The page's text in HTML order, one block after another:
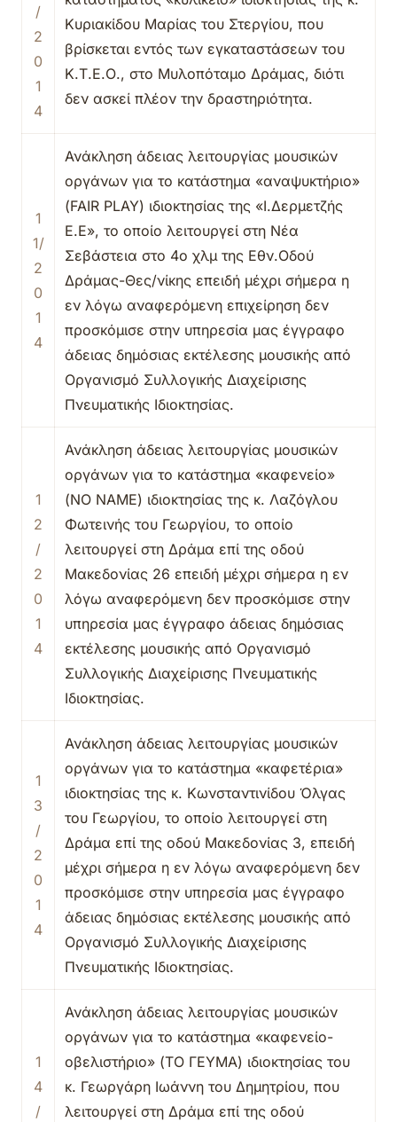
/
2
0
1
4
Κυριακίδου Μαρίας του Στεργίου, που
βρίσκεται εντός των εγκαταστάσεων του
Κ.Τ.Ε.Ο., στο Μυλοπόταμο Δράμας, διότι
δεν ασκεί πλέον την δραστηριότητα.
1
1/
2
0
1
4
Ανάκληση άδειας λειτουργίας μουσικών
οργάνων για το κατάστημα «αναψυκτήριο»
(FAIR PLAY) ιδιοκτησίας της «Ι.Δερμετζής
Ε.Ε», το οποίο λειτουργεί στη Νέα
Σεβάστεια στο 4ο χλμ της Εθν.Οδού
Δράμας-Θες/νίκης επειδή μέχρι σήμερα η
εν λόγω αναφερόμενη επιχείρηση δεν
προσκόμισε στην υπηρεσία μας έγγραφο
άδειας δημόσιας εκτέλεσης μουσικής από
Οργανισμό Συλλογικής Διαχείρισης
Πνευματικής Ιδιοκτησίας.
1
2
/
2
0
1
4
Ανάκληση άδειας λειτουργίας μουσικών
οργάνων για το κατάστημα «καφενείο»
(NO NAME) ιδιοκτησίας της κ. Λαζόγλου
Φωτεινής του Γεωργίου, το οποίο
λειτουργεί στη Δράμα επί της οδού
Μακεδονίας 26 επειδή μέχρι σήμερα η εν
λόγω αναφερόμενη δεν προσκόμισε στην
υπηρεσία μας έγγραφο άδειας δημόσιας
εκτέλεσης μουσικής από Οργανισμό
Συλλογικής Διαχείρισης Πνευματικής
Ιδιοκτησίας.
1
3
/
2
0
1
4
Ανάκληση άδειας λειτουργίας μουσικών
οργάνων για το κατάστημα «καφετέρια»
ιδιοκτησίας της κ. Κωνσταντινίδου Όλγας
του Γεωργίου, το οποίο λειτουργεί στη
Δράμα επί της οδού Μακεδονίας 3, επειδή
μέχρι σήμερα η εν λόγω αναφερόμενη δεν
προσκόμισε στην υπηρεσία μας έγγραφο
άδειας δημόσιας εκτέλεσης μουσικής από
Οργανισμό Συλλογικής Διαχείρισης
Πνευματικής Ιδιοκτησίας.
1
4
/
Ανάκληση άδειας λειτουργίας μουσικών
οργάνων για το κατάστημα «καφενείο-
οβελιστήριο» (ΤΟ ΓΕΥΜΑ) ιδιοκτησίας του
κ. Γεωργάρη Ιωάννη του Δημητρίου, που
λειτουργεί στη Δράμα επί της οδού